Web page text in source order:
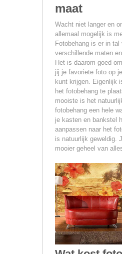
maat
Wacht niet langer en
allemaal mogelijk is
Fotobehang is er in tal
verschillende maten
Het is daarom goed
jij je favoriete foto op
kunt krijgen. Eigenlijk
het fotobehang te
mooiste is het
fotobehang een hele
je kasten en bankstel
aanpassen naar het
is natuurlijk geweldig.
mooier geheel van